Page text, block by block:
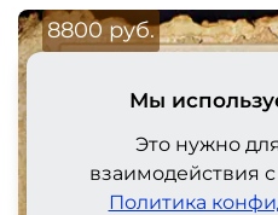
8800 руб.
Мы
Это нужно
взаимодействия
Политика